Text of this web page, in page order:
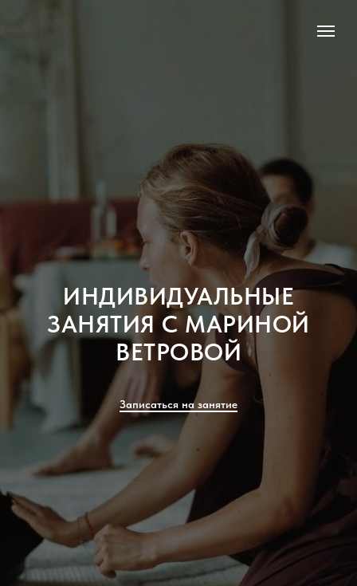
ИНДИВИДУАЛЬНЫЕ
ЗАНЯТИЯ С МАРИНОЙ
ВЕТРОВОЙ
Записаться на занятие